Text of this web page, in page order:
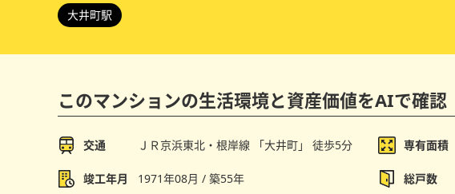
大井町駅
このマンションの生活環境と資産価値をAIで確認
交通 ＪＲ京浜東北・根岸線 「大井町」 徒歩5分 専有面積
竣工年月 1971年08月 / 築55年 総戸数